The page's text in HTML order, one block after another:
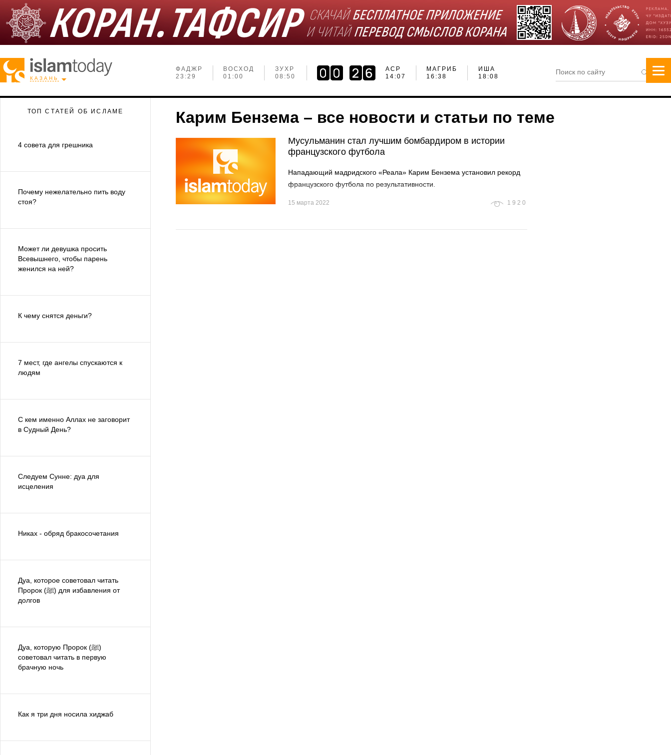
КАЗАНЬ
ФАДЖР
23:29
ВОСХОД
01:00
ЗУХР
08:50
АСР
14:07
МАГРИБ
16:38
ИША
18:08
ТОП СТАТЕЙ ОБ ИСЛАМЕ
4 совета для грешника
Почему нежелательно пить воду
стоя?
Может ли девушка просить
Всевышнего, чтобы парень
женился на ней?
К чему снятся деньги?
7 мест, где ангелы спускаются к
людям
С кем именно Аллах не заговорит
в Судный День?
Следуем Сунне: дуа для
исцеления
Никах - обряд бракосочетания
Дуа, которое советовал читать
Пророк (ﷺ) для избавления от
долгов
Дуа, которую Пророк (ﷺ)
советовал читать в первую
брачную ночь
Как я три дня носила хиджаб
Карим Бензема – все новости и статьи по теме
Мусульманин стал лучшим бомбардиром в истории
французского футбола
Нападающий мадридского «Реала» Карим Бензема установил рекорд
французского футбола по результативности.
15 марта 2022 1920